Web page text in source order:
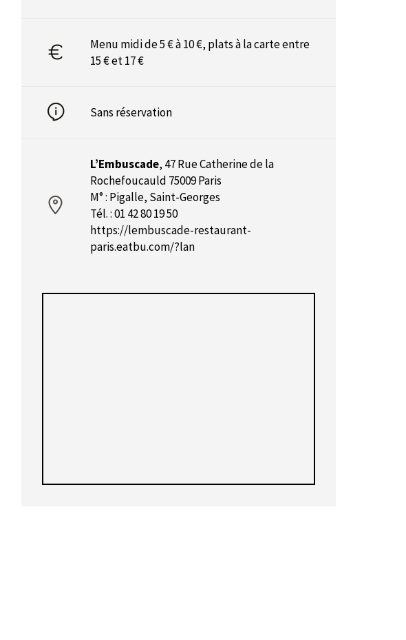
Menu midi de 5 € à 10 €, plats à la carte entre
15 € et 17 €
Sans réservation
L’Embuscade, 47 Rue Catherine de la
Rochefoucauld 75009 Paris
M° : Pigalle, Saint-Georges
Tél. : 01 42 80 19 50
https://lembuscade-restaurant-
paris.eatbu.com/?lan